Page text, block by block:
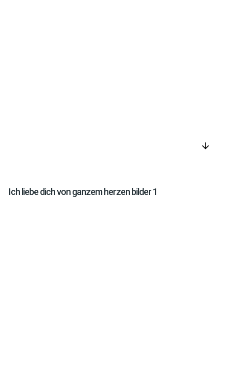
arrow_downward
Ich liebe dich von ganzem herzen bilder 1